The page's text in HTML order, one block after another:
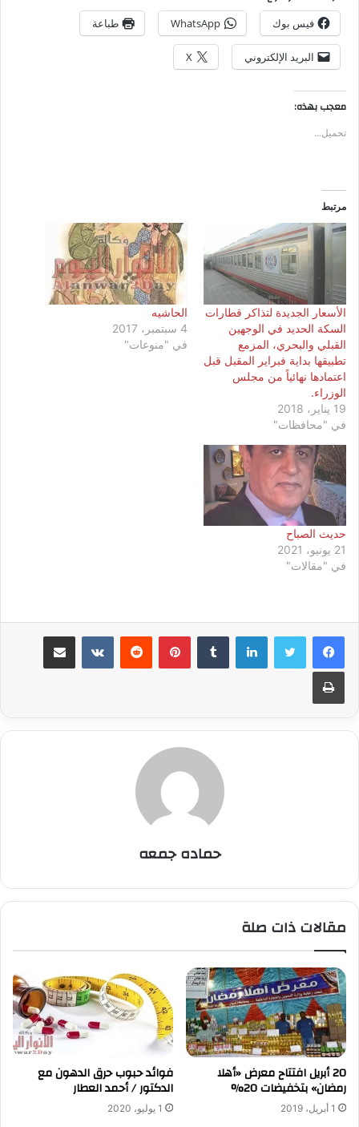
فيس بوك WhatsApp طباعة
البريد الإلكتروني X
معجب بهذه:
تحميل...
مرتبط
الأسعار الجديدة لتذاكر قطارات
السكة الحديد في الوجهين
القبلي والبحري، المزمع
تطبيقها بداية فبراير المقبل قبل
اعتمادها نهائياً من مجلس
الوزراء.
19 يناير، 2018
في "محافظات"
الحاشيه
4 سبتمبر، 2017
في "منوعات"
حديث الصباح
21 يونيو، 2021
في "مقالات"
لينكدإن بينتيريست مشاركة عبر البريد
طباعة
حماده جمعه
مقالات ذات صلة
20 أبريل افتتاح معرض «أهلا
رمضان» بتخفيضات 20%
1 أبريل، 2019
فوائد حبوب حرق الدهون مع
الدكتور / أحمد العطار
1 يوليو، 2020